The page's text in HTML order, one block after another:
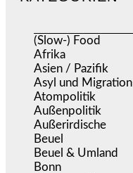
(Slow-) Food
Afrika
Asien / Pazifik
Asyl und Migration
Atompolitik
Außenpolitik
Außerirdische
Beuel
Beuel & Umland
Bonn